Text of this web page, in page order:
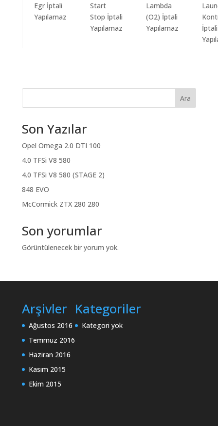
Egr İptali
Yapılamaz
Start
Stop İptali
Yapılamaz
Lambda
(O2) İptali
Yapılamaz
İptali
Ara
Son Yazılar
Opel Omega 2.0 DTI 100
4.0 TFSi V8 580
4.0 TFSi V8 580 (STAGE 2)
848 EVO
McCormick ZTX 280 280
Son yorumlar
Görüntülenecek bir yorum yok.
Arşivler
Ağustos 2016
Temmuz 2016
Haziran 2016
Kasım 2015
Ekim 2015
Kategoriler
Kategori yok